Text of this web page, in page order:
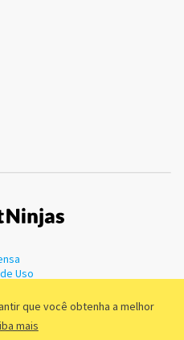
que você obtenha a melhor
mais
Uso